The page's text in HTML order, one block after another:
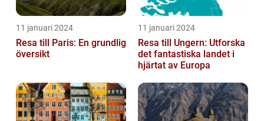
11 januari 2024
Resa till Paris: En grundlig
översikt
11 januari 2024
Resa till Ungern: Utforska
det fantastiska landet i
hjärtat av Europa